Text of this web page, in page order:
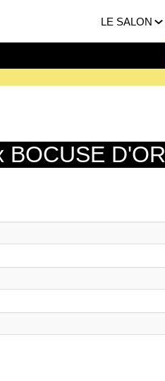
LE SALON
BOCUSE D'OR